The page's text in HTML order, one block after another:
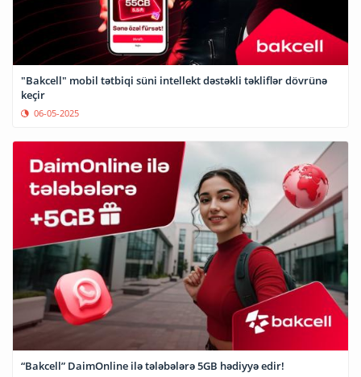
"Bakcell" mobil tətbiqi süni intellekt dəstəkli təkliflər dövrünə
keçir
06-05-2025
“Bakcell” DaimOnline ilə tələbələrə 5GB hədiyyə edir!